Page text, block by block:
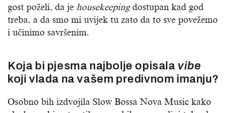
gost poželi, da je housekeepingdostupan kad god
treba, a da smo mi uvijek tu zato da to sve povežemo
i učinimo savršenim.
Koja bi pjesma najbolje opisala vibe
koji vlada na vašem predivnom imanju?
Osobno bih izdvojila Slow Bossa Nova Music kako